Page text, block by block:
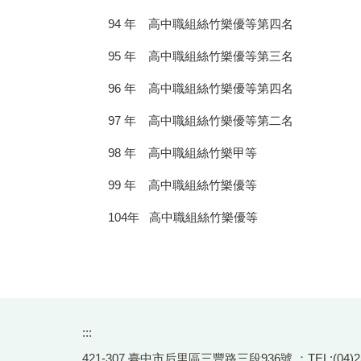
94 年 高中職組絲竹樂優等第四名
95 年 高中職組絲竹樂優等第三名
96 年 高中職組絲竹樂優等第四名
97 年 高中職組絲竹樂優等第二名
98 年 高中職組絲竹樂甲等
99 年 高中職組絲竹樂優等
104年 高中職組絲竹樂優等
:::
421-307 臺中市后里區三豐路三段936號 ；